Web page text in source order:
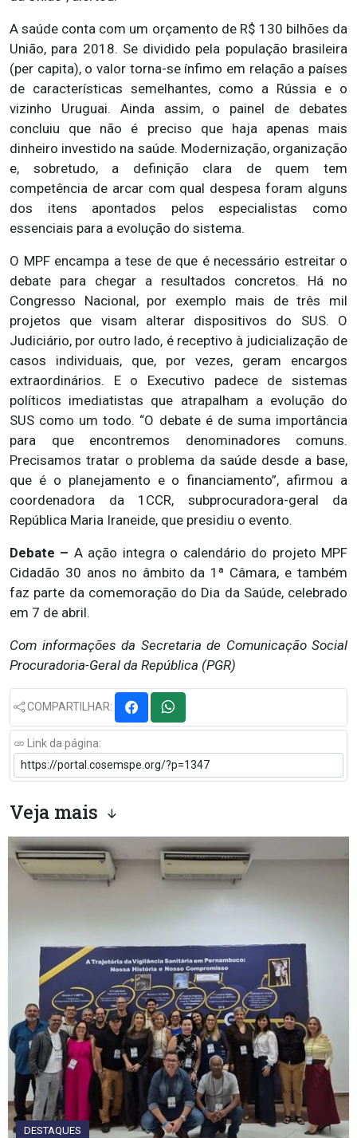
A saúde conta com um orçamento de R$ 130 bilhões da
União, para 2018. Se dividido pela população brasileira
(per capita), o valor torna-se ínfimo em relação a países
de características semelhantes, como a Rússia e o
vizinho Uruguai. Ainda assim, o painel de debates
concluiu que não é preciso que haja apenas mais
dinheiro investido na saúde. Modernização, organização
e, sobretudo, a definição clara de quem tem
competência de arcar com qual despesa foram alguns
dos itens apontados pelos especialistas como
essenciais para a evolução do sistema.
O MPF encampa a tese de que é necessário estreitar o
debate para chegar a resultados concretos. Há no
Congresso Nacional, por exemplo mais de três mil
projetos que visam alterar dispositivos do SUS. O
Judiciário, por outro lado, é receptivo à judicialização de
casos individuais, que, por vezes, geram encargos
extraordinários. E o Executivo padece de sistemas
políticos imediatistas que atrapalham a evolução do
SUS como um todo. “O debate é de suma importância
para que encontremos denominadores comuns.
Precisamos tratar o problema da saúde desde a base,
que é o planejamento e o financiamento”, afirmou a
coordenadora da 1CCR, subprocuradora-geral da
República Maria Iraneide, que presidiu o evento.
Debate – A ação integra o calendário do projeto MPF
Cidadão 30 anos no âmbito da 1ª Câmara, e também
faz parte da comemoração do Dia da Saúde, celebrado
em 7 de abril.
Com informações da Secretaria de Comunicação Social
Procuradoria-Geral da República (PGR)
COMPARTILHAR:
Link da página:
Veja mais
DESTAQUES